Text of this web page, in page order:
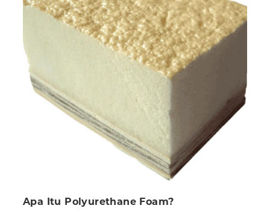
Apa Itu Polyurethane Foam?